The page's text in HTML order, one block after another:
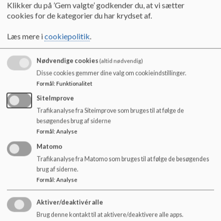
og problemer.
Når klassen mister en elev
Skolens ledelse/klasseteamet kontakter familien
Skolens ledelse orienterer den samlede medarbejderstab
Klasseteamet orienterer klassen forældre
Klassens primære lærere/pædagoger formidler og tager en
dialog med klassen
Skolens ledelse orienterer skolens øvrige klasser i
afdelingen - mundtligt
Den/de berørte klasser bliver sammen i klassen sammen med
de centrale personer (for at skabe åbenhed om det virkelige
hændelsesforløb)
Skolens ledelse tilkalder ekstern krisehjælp om nødvendigt
Skolen tager evt. kontakt til relevant ressourceperson som
PPR eller skolesundhedsplejerske vedr. tilbud om hjælp
Der flages på halv
Klikker du på ’Gem valgte’ godkender du, at vi sætter
cookies for de kategorier du har krydset af.
Læs mere icookiepolitik.
Nødvendige cookies(altid nødvendig)
Disse cookies gemmer dine valg om cookieindstillinger.
Formål: Funktionalitet
SiteImprove
Trafikanalyse fra Siteimprove som bruges til at følge de
besøgendes brug af siderne
Formål : Analyse
Matomo
Trafikanalyse fra Matomo som bruges til at følge de besøgendes
brug af siderne.
Formål: Analyse
Aktiver/deaktivér alle
Brug denne kontakt til at aktivere/deaktivere alle apps.